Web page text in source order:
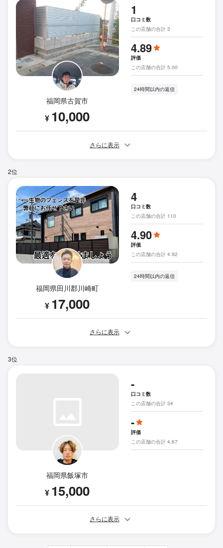
福岡県古賀市
¥ 10,000
1
口コミ数
この店舗の合計 3
4.89
評価
この店舗の合計 5.00
24時間以内の返信
さらに表示
2位
福岡県田川郡川崎町
¥ 17,000
4
口コミ数
この店舗の合計 110
4.90
評価
この店舗の合計 4.92
24時間以内の返信
さらに表示
3位
福岡県飯塚市
¥ 15,000
-
口コミ数
この店舗の合計 34
-
評価
この店舗の合計 4.67
さらに表示